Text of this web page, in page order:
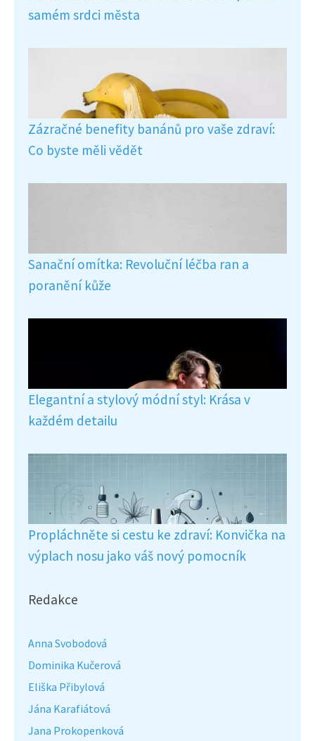
samém srdci města
Zázračné benefity banánů pro vaše zdraví:
Co byste měli vědět
Sanační omítka: Revoluční léčba ran a
poranění kůže
Elegantní a stylový módní styl: Krása v
každém detailu
Propláchněte si cestu ke zdraví: Konvička na
výplach nosu jako váš nový pomocník
Redakce
Anna Svobodová
Dominika Kučerová
Eliška Přibylová
Jána Karafiátová
Jana Prokopenková